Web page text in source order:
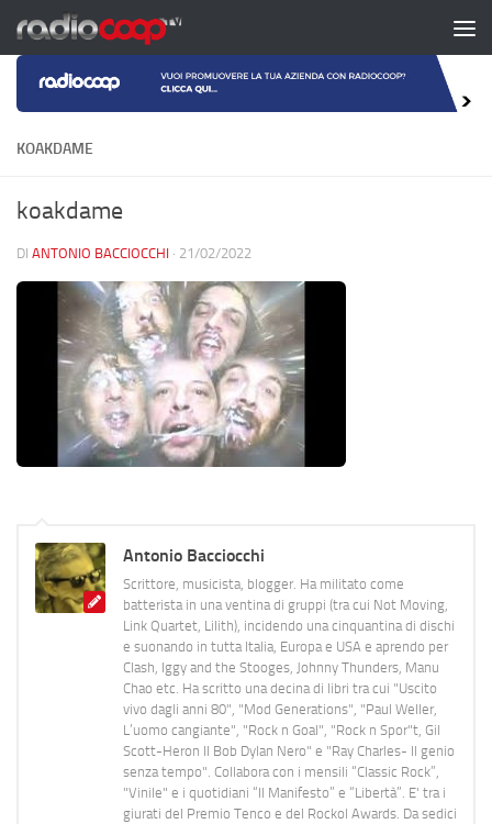
Salta al contenuto
KOAKDAME
koakdame
DI ANTONIO BACCIOCCHI · 21/02/2022
Antonio Bacciocchi
Scrittore, musicista, blogger. Ha militato come
batterista in una ventina di gruppi (tra cui Not Moving,
Link Quartet, Lilith), incidendo una cinquantina di dischi
e suonando in tutta Italia, Europa e USA e aprendo per
Clash, Iggy and the Stooges, Johnny Thunders, Manu
Chao etc. Ha scritto una decina di libri tra cui "Uscito
vivo dagli anni 80", "Mod Generations", "Paul Weller,
L’uomo cangiante", "Rock n Goal", "Rock n Spor"t, Gil
Scott-Heron Il Bob Dylan Nero" e "Ray Charles- Il genio
senza tempo". Collabora con i mensili “Classic Rock”,
"Vinile" e i quotidiani “Il Manifesto” e “Libertà”. E' tra i
giurati del Premio Tenco e del Rockol Awards. Da sedici